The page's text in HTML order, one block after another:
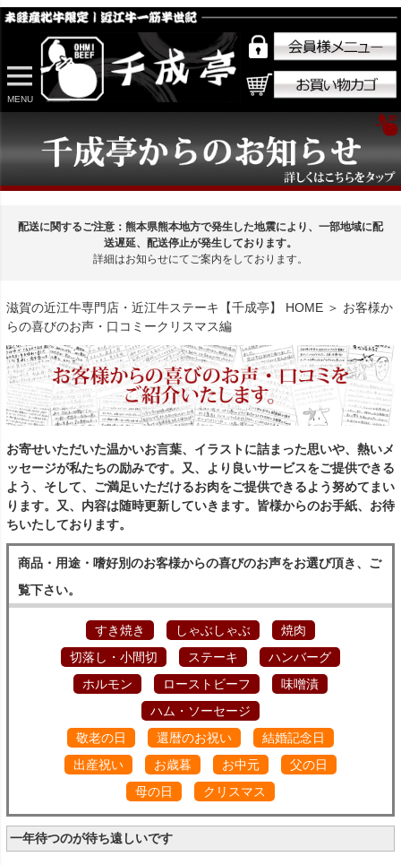
MENU
配送に関するご注意：熊本県熊本地方で発生した地震により、一部地域に配
送遅延、配送停止が発生しております。
詳細はお知らせにてご案内をしております。
滋賀の近江牛専門店・近江牛ステーキ【千成亭】 HOME ＞ お客様か
らの喜びのお声・口コミークリスマス編
お寄せいただいた温かいお言葉、イラストに詰まった思いや、熱いメ
ッセージが私たちの励みです。又、より良いサービスをご提供できる
よう、そして、ご満足いただけるお肉をご提供できるよう努めてまい
ります。又、内容は随時更新していきます。皆様からのお手紙、お待
ちいたしております。
商品・用途・嗜好別のお客様からの喜びのお声をお選び頂き、ご
覧下さい。
すき焼き しゃぶしゃぶ
焼肉
切落し・小間切
ステーキ
ハンバーグ
ホルモン
ローストビーフ
味噌漬
ハム・ソーセージ
敬老の日
還暦のお祝い
結婚記念日
出産祝い
お歳暮 お中元
父の日
母の日
クリスマス
一年待つのが待ち遠しいです